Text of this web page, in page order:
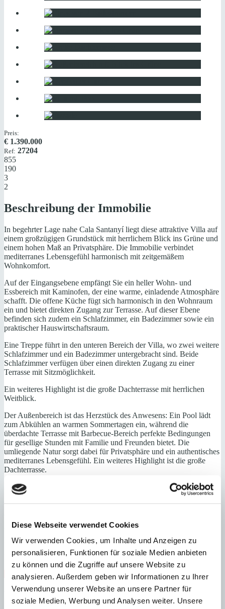
Diese Webseite verwendet Cookies
Wir verwenden Cookies, um Inhalte und Anzeigen zu
personalisieren, Funktionen für soziale Medien anbieten
zu können und die Zugriffe auf unsere Website zu
analysieren. Außerdem geben wir Informationen zu Ihrer
Verwendung unserer Website an unsere Partner für
soziale Medien, Werbung und Analysen weiter. Unsere
Preis:
€ 1.390.000
Ref: 27204
855
190
3
2
Beschreibung der Immobilie
In begehrter Lage nahe Cala Santanyí liegt diese attraktive Villa auf
einem großzügigen Grundstück mit herrlichem Blick ins Grüne und
einem hohen Maß an Privatsphäre. Die Immobilie verbindet
mediterranes Lebensgefühl harmonisch mit zeitgemäßem
Wohnkomfort.
Auf der Eingangsebene empfängt Sie ein heller Wohn- und
Essbereich mit Kaminofen, der eine warme, einladende Atmosphäre
schafft. Die offene Küche fügt sich harmonisch in den Wohnraum
ein und bietet direkten Zugang zur Terrasse. Auf dieser Ebene
befinden sich zudem ein Schlafzimmer, ein Badezimmer sowie ein
praktischer Hauswirtschaftsraum.
Eine Treppe führt in den unteren Bereich der Villa, wo zwei weitere
Schlafzimmer und ein Badezimmer untergebracht sind. Beide
Schlafzimmer verfügen über einen direkten Zugang zu einer
Terrasse mit Sitzmöglichkeit.
Ein weiteres Highlight ist die große Dachterrasse mit herrlichen
Weitblick.
Der Außenbereich ist das Herzstück des Anwesens: Ein Pool lädt
zum Abkühlen an warmen Sommertagen ein, während die
überdachte Terrasse mit Barbecue-Bereich perfekte Bedingungen
für gesellige Stunden mit Familie und Freunden bietet. Die
umliegende Natur sorgt dabei für Privatsphäre und ein authentisches
mediterranes Lebensgefühl. Ein weiteres Highlight ist die große
Dachterrasse.
Abgerundet wird dieses Angebot durch eine
Ferienvermietungslizenz für bis zu sechs Personen, die diese
Immobilie nicht nur zu einem exklusiven Rückzugsort, sondern
Badezimmer, Hauswirtschaftraum, Terrrasse
Erdgeschoss: 2 Schlafzimmer, 1 Badezimmer, Terrasse
Abstellraum
Nähe Strand Swimmingpool Vermietlizenz
Energieeffizienz